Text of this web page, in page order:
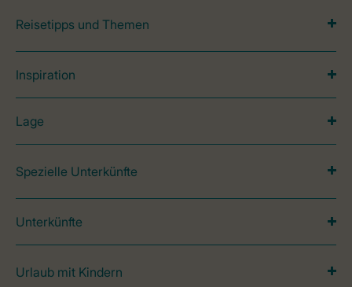
Reisetipps und Themen
Inspiration
Lage
Spezielle Unterkünfte
Unterkünfte
Urlaub mit Kindern